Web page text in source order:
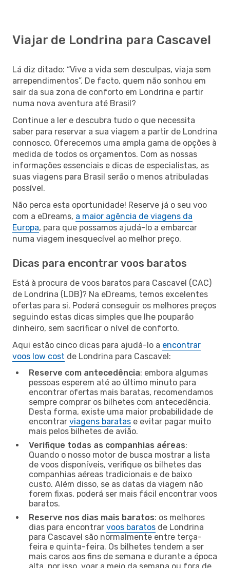
Viajar de Londrina para Cascavel
Lá diz ditado: “Vive a vida sem desculpas, viaja sem
arrependimentos”. De facto, quem não sonhou em
sair da sua zona de conforto em Londrina e partir
numa nova aventura até Brasil?
Continue a ler e descubra tudo o que necessita
saber para reservar a sua viagem a partir de Londrina
connosco. Oferecemos uma ampla gama de opções à
medida de todos os orçamentos. Com as nossas
informações essenciais e dicas de especialistas, as
suas viagens para Brasil serão o menos atribuladas
possível.
Não perca esta oportunidade! Reserve já o seu voo
com a eDreams, a maior agência de viagens da
Europa, para que possamos ajudá-lo a embarcar
numa viagem inesquecível ao melhor preço.
Dicas para encontrar voos baratos
Está à procura de voos baratos para Cascavel (CAC)
de Londrina (LDB)? Na eDreams, temos excelentes
ofertas para si. Poderá conseguir os melhores preços
seguindo estas dicas simples que lhe pouparão
dinheiro, sem sacrificar o nível de conforto.
Aqui estão cinco dicas para ajudá-lo a encontrar
voos low cost de Londrina para Cascavel:
Reserve com antecedência: embora algumas
pessoas esperem até ao último minuto para
encontrar ofertas mais baratas, recomendamos
sempre comprar os bilhetes com antecedência.
Desta forma, existe uma maior probabilidade de
encontrar viagens baratas e evitar pagar muito
mais pelos bilhetes de avião.
Verifique todas as companhias aéreas:
Quando o nosso motor de busca mostrar a lista
de voos disponíveis, verifique os bilhetes das
companhias aéreas tradicionais e de baixo
custo. Além disso, se as datas da viagem não
forem fixas, poderá ser mais fácil encontrar voos
baratos.
Reserve nos dias mais baratos: os melhores
dias para encontrar voos baratos de Londrina
para Cascavel são normalmente entre terça-
feira e quinta-feira. Os bilhetes tendem a ser
mais caros aos fins de semana e durante a época